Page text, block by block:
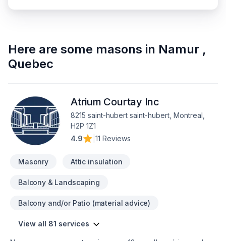
Here are some masons in Namur ,
Quebec
Atrium Courtay Inc
8215 saint-hubert saint-hubert, Montreal,
H2P 1Z1
4.9
11 Reviews
Masonry Attic insulation
Balcony & Landscaping
Balcony and/or Patio (material advice)
View all 81 services